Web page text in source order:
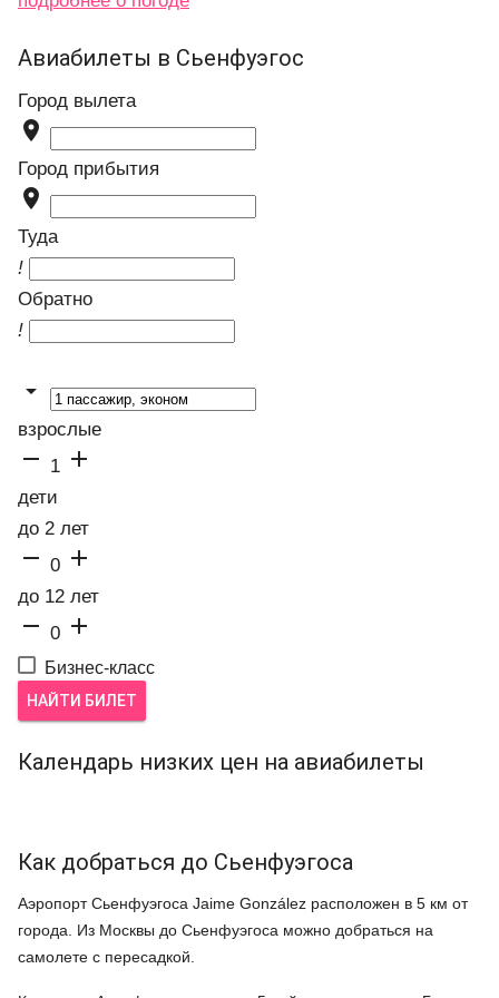
Авиабилеты в Сьенфуэгос
Город вылета

Город прибытия

Туда
!
Обратно
!

взрослые
 1 
дети
до 2 лет
 0 
до 12 лет
 0 
Бизнес-класс
НАЙТИ БИЛЕТ
Календарь низких цен на авиабилеты
Как добраться до Сьенфуэгоса
Аэропорт Сьенфуэгоса Jaime González расположен в 5 км от
города. Из Москвы до Сьенфуэгоса можно добраться на
самолете с пересадкой.